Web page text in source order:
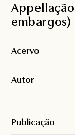
Appellação
embargos)
Acervo
Autor
Publicação